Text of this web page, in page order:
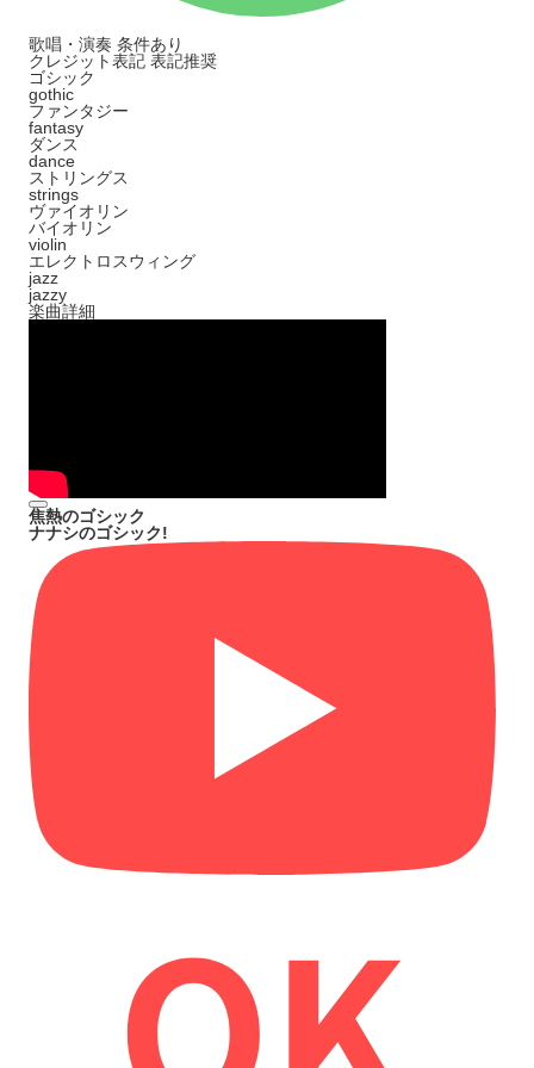
歌唱・演奏 条件あり
クレジット表記 表記推奨
ゴシック
gothic
ファンタジー
fantasy
ダンス
dance
ストリングス
strings
ヴァイオリン
バイオリン
violin
エレクトロスウィング
jazz
jazzy
楽曲詳細
焦熱のゴシック
ナナシのゴシック!